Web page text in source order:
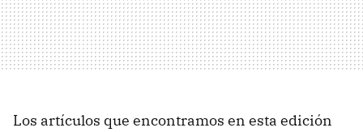
Los artículos que encontramos en esta edición